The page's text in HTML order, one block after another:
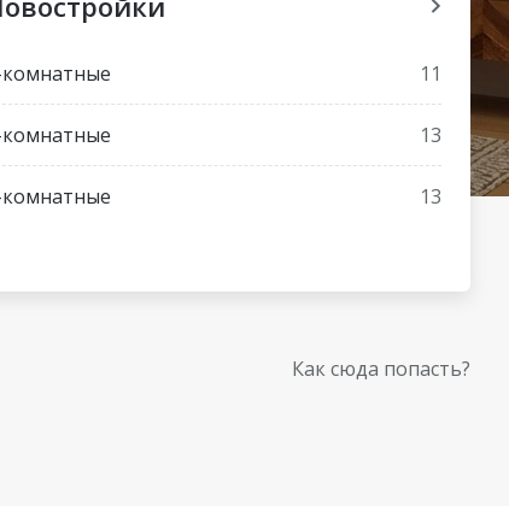
комнатные 11
13
13
Как сюда попасть?